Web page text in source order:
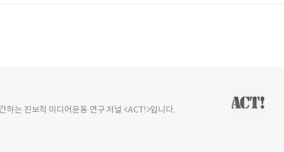
하는 진보적 미디어운동 연구 저널 <ACT!>입니다.